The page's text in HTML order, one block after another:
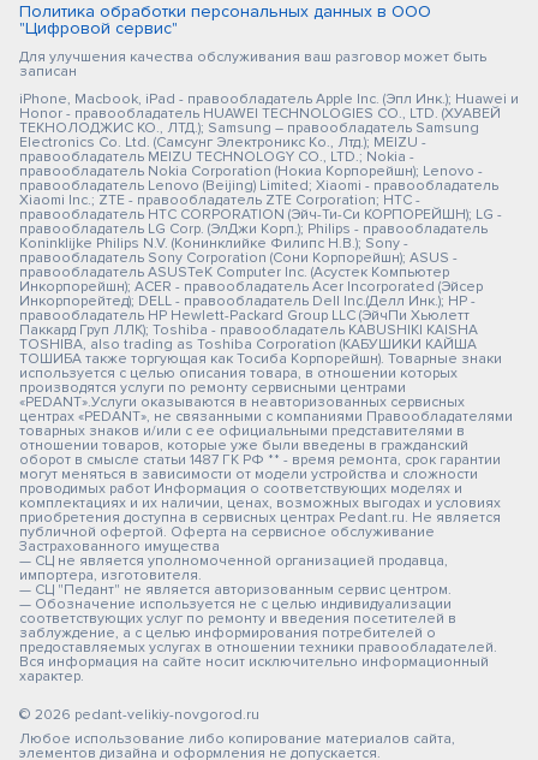
Политика обработки персональных данных в ООО
"Цифровой сервис"
Для улучшения качества обслуживания ваш разговор может быть
записан
iPhone, Macbook, iPad - правообладатель Apple Inc. (Эпл Инк.); Huawei и
Honor - правообладатель HUAWEI TECHNOLOGIES CO., LTD. (ХУАВЕЙ
ТЕКНОЛОДЖИС КО., ЛТД.); Samsung – правообладатель Samsung
Electronics Co. Ltd. (Самсунг Электроникс Ко., Лтд.); MEIZU -
правообладатель MEIZU TECHNOLOGY CO., LTD.; Nokia -
правообладатель Nokia Corporation (Нокиа Корпорейшн); Lenovo -
правообладатель Lenovo (Beijing) Limited; Xiaomi - правообладатель
Xiaomi Inc.; ZTE - правообладатель ZTE Corporation; HTC -
правообладатель HTC CORPORATION (Эйч-Ти-Си КОРПОРЕЙШН); LG -
правообладатель LG Corp. (ЭлДжи Корп.); Philips - правообладатель
Koninklijke Philips N.V. (Конинклийке Филипс Н.В.); Sony -
правообладатель Sony Corporation (Сони Корпорейшн); ASUS -
правообладатель ASUSTeK Computer Inc. (Асустек Компьютер
Инкорпорейшн); ACER - правообладатель Acer Incorporated (Эйсер
Инкорпорейтед); DELL - правообладатель Dell Inc.(Делл Инк.); HP -
правообладатель HP Hewlett-Packard Group LLC (ЭйчПи Хьюлетт
Паккард Груп ЛЛК); Toshiba - правообладатель KABUSHIKI KAISHA
TOSHIBA, also trading as Toshiba Corporation (КАБУШИКИ КАЙША
ТОШИБА также торгующая как Тосиба Корпорейшн). Товарные знаки
используется с целью описания товара, в отношении которых
производятся услуги по ремонту сервисными центрами
«PEDANT».Услуги оказываются в неавторизованных сервисных
центрах «PEDANT», не связанными с компаниями Правообладателями
товарных знаков и/или с ее официальными представителями в
отношении товаров, которые уже были введены в гражданский
оборот в смысле статьи 1487 ГК РФ ** - время ремонта, срок гарантии
могут меняться в зависимости от модели устройства и сложности
проводимых работ Информация о соответствующих моделях и
комплектациях и их наличии, ценах, возможных выгодах и условиях
приобретения доступна в сервисных центрах Pedant.ru. Не является
публичной офертой. Оферта на сервисное обслуживание
Застрахованного имущества
— СЦ не является уполномоченной организацией продавца,
импортера, изготовителя.
— СЦ "Педант" не является авторизованным сервис центром.
— Обозначение используется не с целью индивидуализации
соответствующих услуг по ремонту и введения посетителей в
заблуждение, а с целью информирования потребителей о
предоставляемых услугах в отношении техники правообладателей.
Вся информация на сайте носит исключительно информационный
характер.
© 2026 pedant-velikiy-novgorod.ru
Любое использование либо копирование материалов сайта,
элементов дизайна и оформления не допускается.